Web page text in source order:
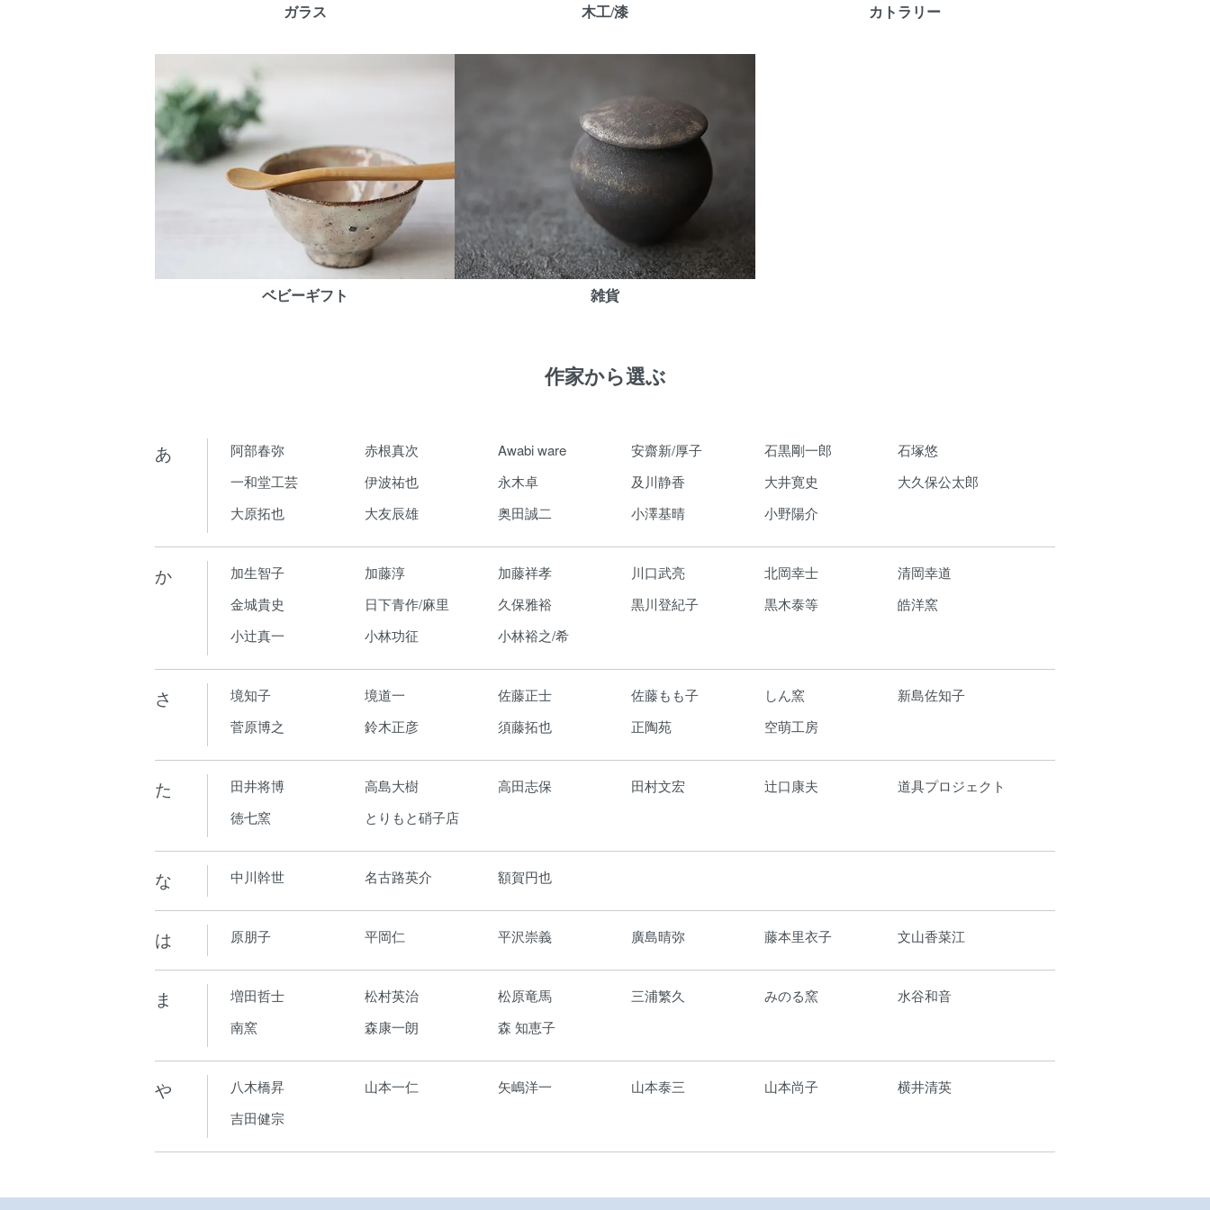
ガラス 木工/漆 カトラリー
ベビーギフト 雑貨
作家から選ぶ
あ 阿部春弥 赤根真次 Awabi ware 安齋新/厚子 石黒剛一郎
石塚悠
一和堂工芸
伊波祐也 永木卓 及川静香 大井寛史
大久保公太郎
大原拓也
大友辰雄 奥田誠二 小澤基晴 小野陽介
か 加生智子 加藤淳 加藤祥孝 川口武亮 北岡幸士
清岡幸道
金城貴史
日下青作/麻里 久保雅裕 黒川登紀子 黒木泰等
皓洋窯
小辻真一
小林功征 小林裕之/希
さ 境知子 境道一 佐藤正士 佐藤もも子 しん窯
新島佐知子
菅原博之
鈴木正彦 須藤拓也 正陶苑 空萌工房
た 田井将博 高島大樹 高田志保 田村文宏 辻口康夫
道具プロジェクト
徳七窯
とりもと硝子店
な 中川幹世 名古路英介 額賀円也
は 原朋子 平岡仁 平沢崇義 廣島晴弥 藤本里衣子 文山香菜江
ま 増田哲士 松村英治 松原竜馬 三浦繁久 みのる窯
水谷和音
南窯
森康一朗 森 知恵子
や 八木橋昇 山本一仁 矢嶋洋一 山本泰三 山本尚子
横井清英
吉田健宗